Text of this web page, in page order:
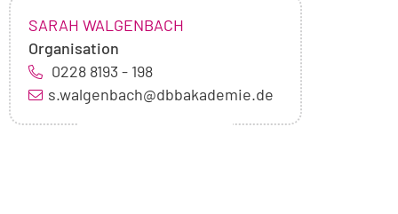
NAME:
SARAH WALGENBACH
Organisation
0228 8193 - 198
s.walgenbach@dbbakademie.de